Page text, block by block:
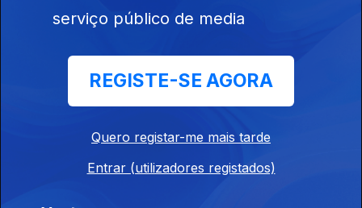
Ep. 9
serviço público de media
REGISTE-SE AGORA
Quero registar-me mais tarde
Entrar (utilizadores registados)